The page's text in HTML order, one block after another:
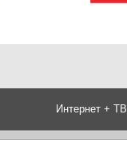
Интернет + ТВ